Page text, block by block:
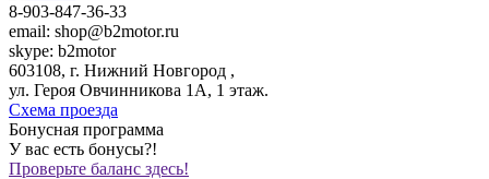
8-903-847-36-33
email: shop@b2motor.ru
skype: b2motor
603108, г. Нижний Новгород ,
ул. Героя Овчинникова 1А, 1 этаж.
Схема проезда
Бонусная программа
У вас есть бонусы?!
Проверьте баланс здесь!